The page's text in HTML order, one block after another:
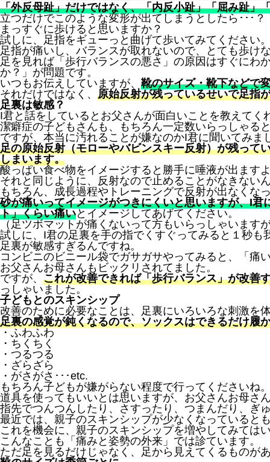
「外反母趾」だけではなく、「内反小趾」「屈み趾」
立つだけでこのような変形が出てしまうとしたら･･･？
まっすぐに歩けると思いますか？
試しに、足指をギューっと曲げて歩いてみてください
足指が痛いし、バランスが取れないので、とても歩け
足を見れば「歩行バランスの悪さ」の原因はすぐにわ
か？」が問題です。
いつもお伝えしていますが、 靴のサイズ・靴下などで
それだけではなく、 原始反射が残っているせいで足指
足裏は敏感？
I君と話をしているとお父さんが面白いことを教えてく
潔癖症の子どもさんも、もちろん一定数いらっしゃる
ですが、本当に汚れることが嫌なのかI君に聞いてみま
足の原始反射（モローやバビンスキー反射）が残って
しまいます。
酸っぱい食べ物をイメージすると勝手に唾液が出ます
それと同じように、反射なので止めることがなきない
もちろん、成長過程やトレーニングで反射が出なくな
砂が痛いってイメージがつきにくいと思いますが、I
ト」くらい痛いとイメージしてあげてください。
（足ツボマットが痛くないって方もいらっしゃいます
試しに、I君の足裏を手の指でくすぐってみると１秒も
足裏が敏感すぎるんですね。
コンビニのビニール袋でガサガサやってみると、「痛
お父さんお母さんもビックリされてました。
ですが、 これが改善できれば「歩行バランス」が改善
っしゃいました。
子どもとのスキンシップ
改善のために必要なことは、足裏にいろいろな刺激を
足裏の感覚が鈍くなるので、ソックスはできるだけ履
・ふわふわ
・ちくちく
・つるつる
・ざらざら
・がさがさ･･･etc.
もちろん子どもが嫌がらない程度で行ってくださいね
道具を使ってもいいとは思いますが、お父さんお母さ
指先でつんつんしたり、さすったり、つまんだり、ぎ
最近では、親子のスキンシップが少なくなっていると
これを機会に、親子のスキンシップを増やしてみては
こんなことも「痛みと姿勢の外来」では診ています。
ただ足を見るだけじゃなく、足から見えてくるものが